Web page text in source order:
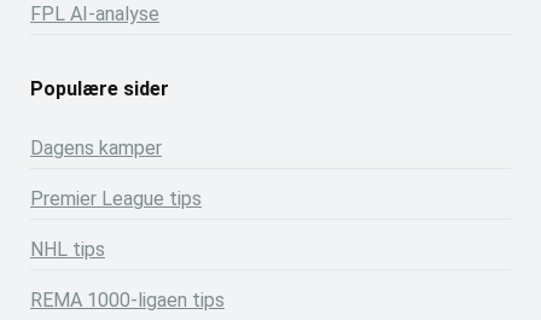
FPL AI-analyse
Populære sider
Dagens kamper
Premier League tips
NHL tips
REMA 1000-ligaen tips